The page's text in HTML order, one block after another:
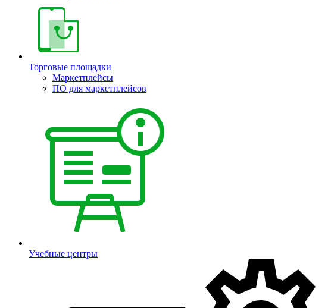
Торговые площадки
Маркетплейсы
ПО для маркетплейсов
Учебные центры